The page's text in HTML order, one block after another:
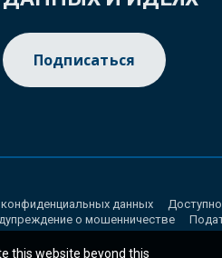
Подписаться
данных
о мошенничестве
this website beyond this